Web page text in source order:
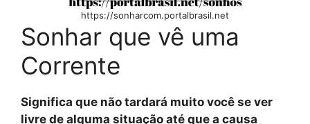
https://sonharcom.portalbrasil.net
Sonhar que vê uma
Corrente
Significa que não tardará muito você se ver
livre de alguma situação até que a causa